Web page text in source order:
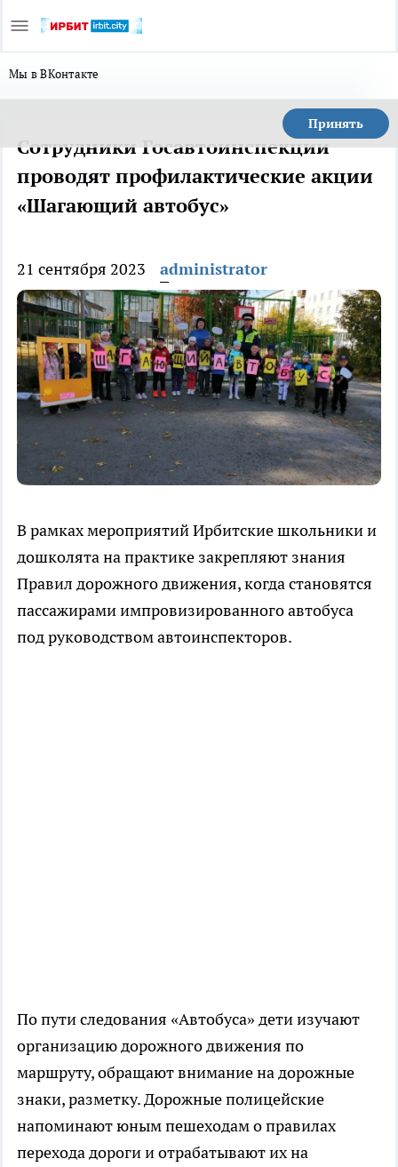
Мы в ВКонтакте
Принять
Сотрудники Госавтоинспекции
проводят профилактические акции
«Шагающий автобус»
21 сентября 2023 administrator
В рамках мероприятий Ирбитские школьники и
дошколята на практике закрепляют знания
Правил дорожного движения, когда становятся
пассажирами импровизированного автобуса
под руководством автоинспекторов.
По пути следования «Автобуса» дети изучают
организацию дорожного движения по
маршруту, обращают внимание на дорожные
знаки, разметку. Дорожные полицейские
напоминают юным пешеходам о правилах
перехода дороги и отрабатывают их на